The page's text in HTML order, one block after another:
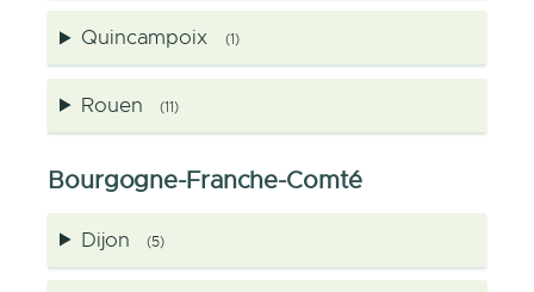
Quincampoix (1)
Rouen (11)
Bourgogne-Franche-Comté
Dijon (5)